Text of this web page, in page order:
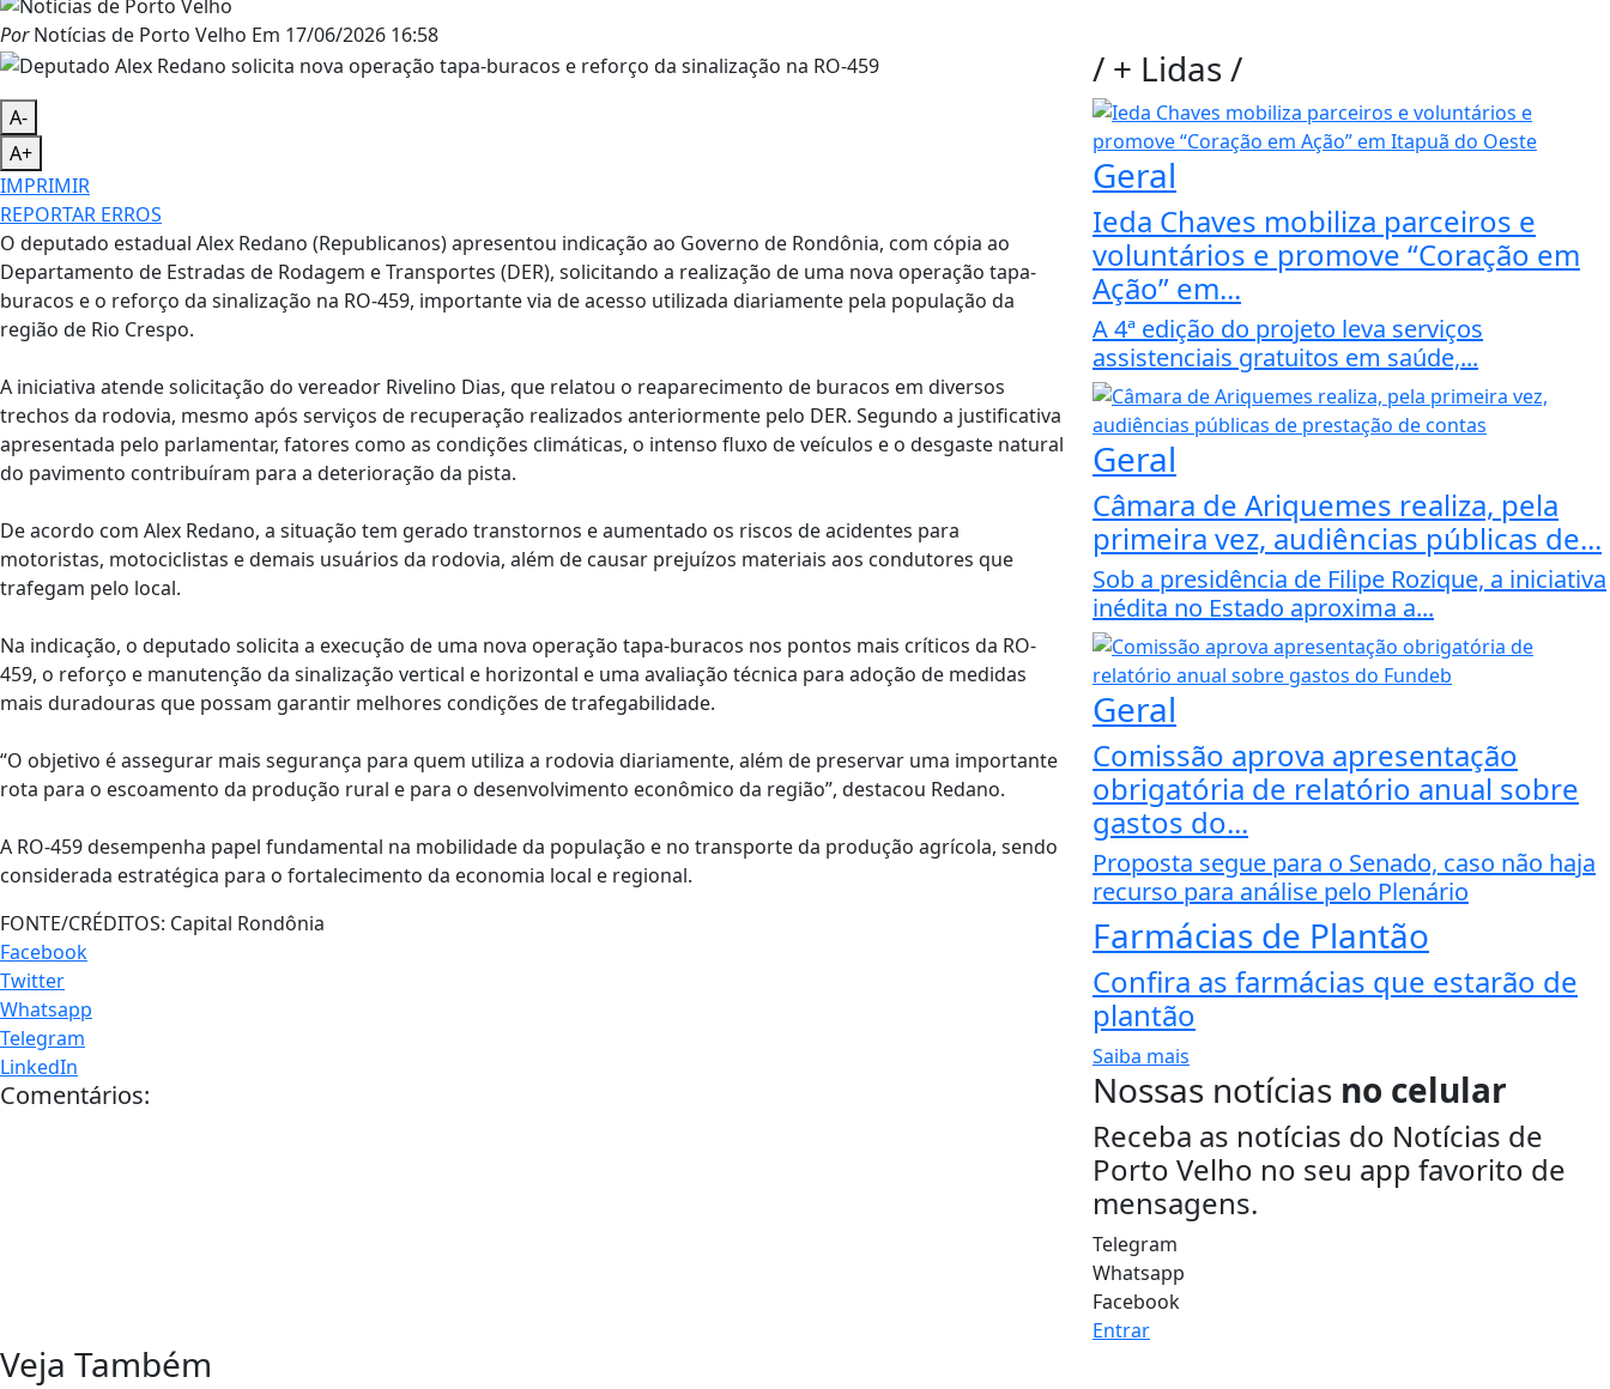
PorNotícias de Porto Velho Em 17/06/2026 16:58
A-
A+
IMPRIMIR
REPORTAR ERROS
O deputado estadual Alex Redano (Republicanos) apresentou indicação ao Governo de Rondônia, com cópia ao
Departamento de Estradas de Rodagem e Transportes (DER), solicitando a realização de uma nova operação tapa-
buracos e o reforço da sinalização na RO-459, importante via de acesso utilizada diariamente pela população da
região de Rio Crespo.
A iniciativa atende solicitação do vereador Rivelino Dias, que relatou o reaparecimento de buracos em diversos
trechos da rodovia, mesmo após serviços de recuperação realizados anteriormente pelo DER. Segundo a justificativa
apresentada pelo parlamentar, fatores como as condições climáticas, o intenso fluxo de veículos e o desgaste natural
do pavimento contribuíram para a deterioração da pista.
De acordo com Alex Redano, a situação tem gerado transtornos e aumentado os riscos de acidentes para
motoristas, motociclistas e demais usuários da rodovia, além de causar prejuízos materiais aos condutores que
trafegam pelo local.
Na indicação, o deputado solicita a execução de uma nova operação tapa-buracos nos pontos mais críticos da RO-
459, o reforço e manutenção da sinalização vertical e horizontal e uma avaliação técnica para adoção de medidas
mais duradouras que possam garantir melhores condições de trafegabilidade.
“O objetivo é assegurar mais segurança para quem utiliza a rodovia diariamente, além de preservar uma importante
rota para o escoamento da produção rural e para o desenvolvimento econômico da região”, destacou Redano.
A RO-459 desempenha papel fundamental na mobilidade da população e no transporte da produção agrícola, sendo
considerada estratégica para o fortalecimento da economia local e regional.
FONTE/CRÉDITOS: Capital Rondônia
Facebook
Twitter
Whatsapp
Telegram
LinkedIn
Comentários:
/ + Lidas/
Geral
Ieda Chaves mobiliza parceiros e
voluntários e promove “Coração em
Ação” em...
A 4ª edição do projeto leva serviços
assistenciais gratuitos em saúde,...
Geral
Câmara de Ariquemes realiza, pela
primeira vez, audiências públicas de...
Sob a presidência de Filipe Rozique, a iniciativa
inédita no Estado aproxima a...
Geral
Comissão aprova apresentação
obrigatória de relatório anual sobre
gastos do...
Proposta segue para o Senado, caso não haja
recurso para análise pelo Plenário
Farmácias de Plantão
Confira as farmácias que estarão de
plantão
Saiba mais
Nossas notícias no celular
Receba as notícias do Notícias de
Porto Velho no seu app favorito de
mensagens.
Telegram
Whatsapp
Facebook
Entrar
Veja Também